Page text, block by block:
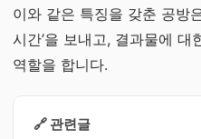
이와 같은 특징을 갖춘 공방
시간’을 보내고, 결과물에
역할을 합니다.
🔗 관련글